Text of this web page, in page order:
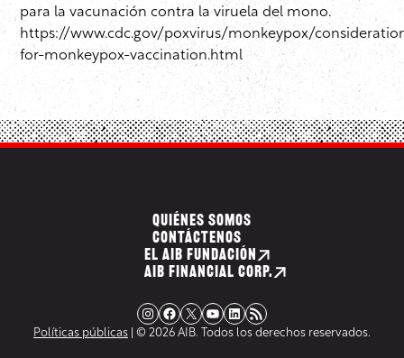
para la vacunación contra la viruela del mono.
https://www.cdc.gov/poxvirus/monkeypox/
for-monkeypox-vaccination.html
QUIÉNES SOMOS
CONTÁCTENOS
EL AIB FUNDACIÓN
AIB FINANCIAL CORP.
Instagram Facebook X YouTube LinkedIn Fuente RSS
Políticas públicas | © 2026 AIB. Todos los derechos reservados.